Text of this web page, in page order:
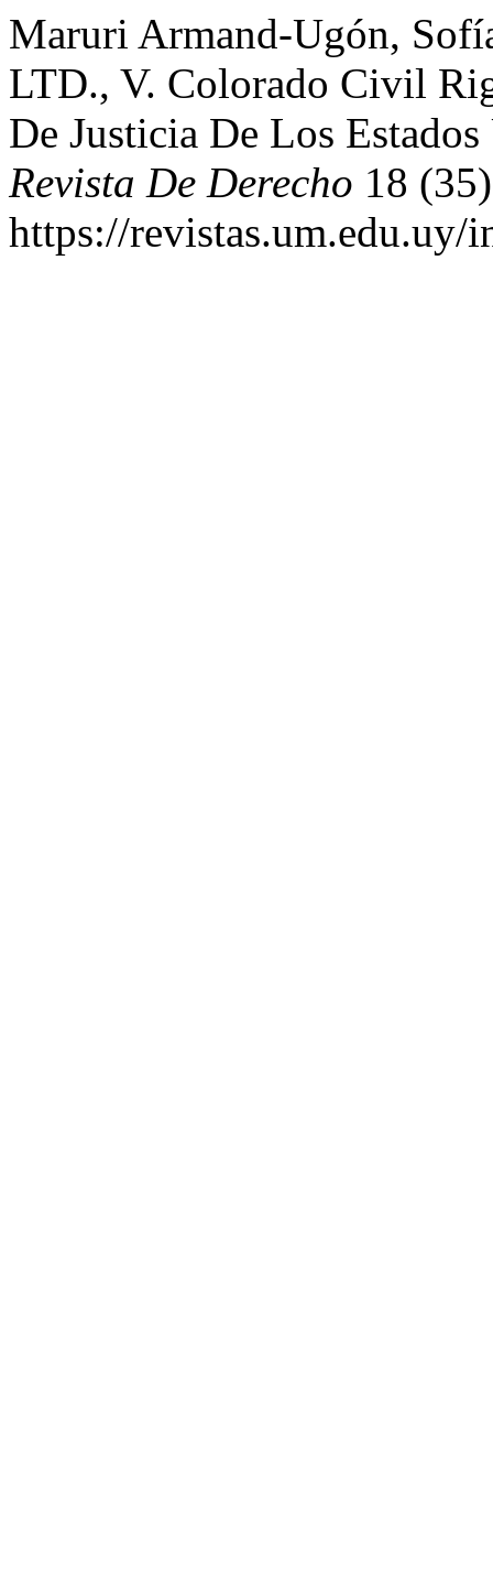
Maruri Armand-Ugón,
LTD., V. Colorado Civil
De Justicia De Los
Revista De Derecho 18
https://revistas.um.edu.uy/